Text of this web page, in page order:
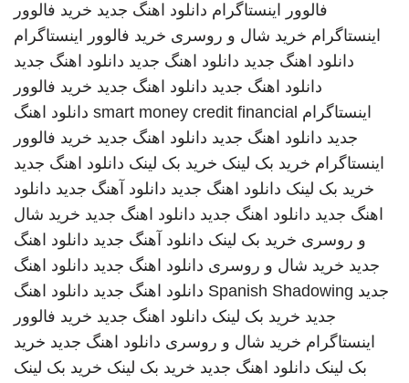
فالوور اینستاگرام دانلود اهنگ جدید خرید فالوور
اینستاگرام خرید شال و روسری خرید فالوور اینستاگرام
دانلود اهنگ جدید دانلود اهنگ جدید دانلود اهنگ جدید
دانلود اهنگ جدید دانلود اهنگ جدید خرید فالوور
اینستاگرام smart money credit financial دانلود اهنگ
جدید دانلود اهنگ جدید دانلود اهنگ جدید خرید فالوور
اینستاگرام خرید بک لینک خرید بک لینک دانلود اهنگ جدید
خرید بک لینک دانلود اهنگ جدید دانلود آهنگ جدید دانلود
اهنگ جدید دانلود اهنگ جدید دانلود اهنگ جدید خرید شال
و روسری خرید بک لینک دانلود آهنگ جدید دانلود اهنگ
جدید خرید شال و روسری دانلود اهنگ جدید دانلود اهنگ
جدید Spanish Shadowing دانلود اهنگ جدید دانلود اهنگ
جدید خرید بک لینک دانلود اهنگ جدید خرید فالوور
اینستاگرام خرید شال و روسری دانلود اهنگ جدید خرید
بک لینک دانلود اهنگ جدید خرید بک لینک خرید بک لینک